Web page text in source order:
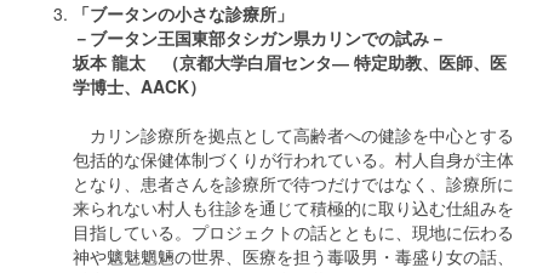
「ブータンの小さな診療所」
－ブータン王国東部タシガン県カリンでの試み－
坂本 龍太 （京都大学白眉センタ― 特定助教、医師、医
学博士、AACK）
カリン診療所を拠点として高齢者への健診を中心とする
包括的な保健体制づくりが行われている。村人自身が主体
となり、患者さんを診療所で待つだけではなく、診療所に
来られない村人も往診を通じて積極的に取り込む仕組みを
目指している。プロジェクトの話とともに、現地に伝わる
神や魑魅魍魎の世界、医療を担う毒吸男・毒盛り女の話、